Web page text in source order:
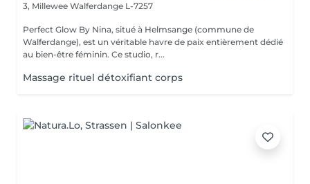
3, Millewee Walferdange L-7257
Perfect Glow By Nina, situé à Helmsange (commune de
Walferdange), est un véritable havre de paix entièrement dédié
au bien-être féminin. Ce studio, r...
Massage rituel détoxifiant corps